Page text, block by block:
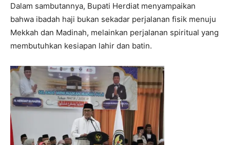
Dalam sambutannya, Bupati Herdiat menyampaikan
bahwa ibadah haji bukan sekadar perjalanan fisik menuju
Mekkah dan Madinah, melainkan perjalanan spiritual yang
membutuhkan kesiapan lahir dan batin.